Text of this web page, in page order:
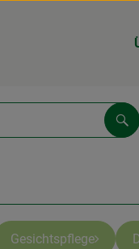
Gesichtspflege